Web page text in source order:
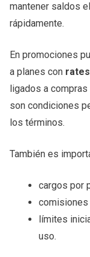
mantener saldos
rápidamente.
En promociones
a planes con
ligados a
son condiciones
los términos.
También es
cargos por
comisiones
límites
uso.